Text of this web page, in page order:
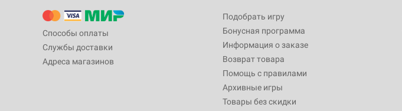
Способы оплаты
Службы доставки
Адреса магазинов
Подобрать игру
Бонусная программа
Информация о заказе
Возврат товара
Помощь с правилами
Архивные игры
Товары без скидки